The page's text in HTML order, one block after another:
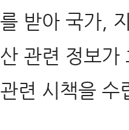
를 받아 국가,
산 관련 정보가
관련 시책을 수